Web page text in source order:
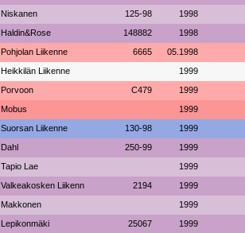
Niskanen 125-98 1998
Haldin&Rose 148882 1998
Pohjolan Liikenne 6665 05.1998
Heikkilän Liikenne 1999
Porvoon C479 1999
Mobus 1999
Suorsan Liikenne 130-98 1999
Dahl 250-99 1999
Tapio Lae 1999
Valkeakosken Liikenn 2194 1999
Makkonen 1999
Lepikonmäki 25067 1999